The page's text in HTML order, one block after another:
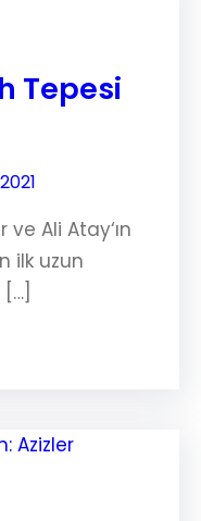
Tepesi
Ali Atay‘ın
ilk uzun